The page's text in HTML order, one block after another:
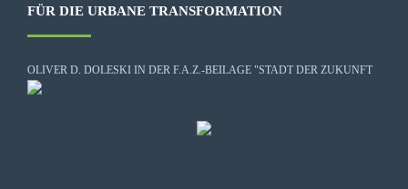
FÜR DIE URBANE TRANSFORMATION
OLIVER D. DOLESKI IN DER F.A.Z.-BEILAGE "STADT DER ZUKUNFT